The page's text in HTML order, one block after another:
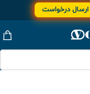
ارسال درخواست